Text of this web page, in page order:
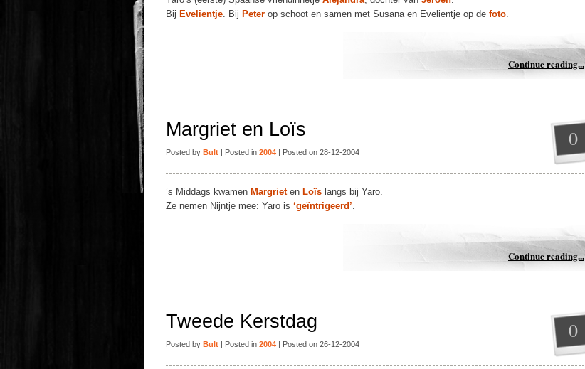
Bij Evelientje. Bij Peter op schoot en samen met Susana en Evelientje op de foto.
Continue reading...
Margriet en Loïs
Posted by Bult | Posted in 2004 | Posted on 28-12-2004
0
’s Middags kwamen Margrieten Loïs langs bij Yaro.
Ze nemen Nijntje mee: Yaro is ‘geïntrigeerd’.
Continue reading...
Tweede Kerstdag
Posted by Bult | Posted in 2004 | Posted on 26-12-2004
0